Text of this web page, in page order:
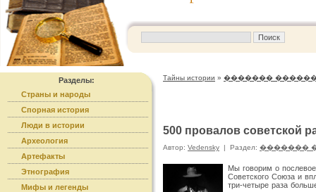
Разделы:
Страны и народы
Спорная история
Люди в истории
Археология
Артефакты
Этнография
Мифы и легенды
Тайны истории » �������
500 провалов советской
Автор: Vedensky | Раздел: �������
Мы говорим о
Советского Союза и
три-четыре раза